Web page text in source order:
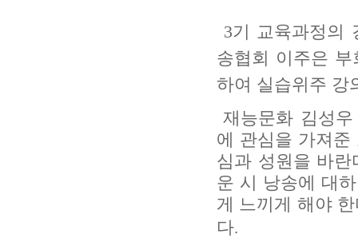
3기 교육과정의
송협회 이주은 부
하여 실습위주 강
재능문화 김성
에 관심을 가져준
심과 성원을 바란
운 시 낭송에 대
게 느끼게 해야
다.